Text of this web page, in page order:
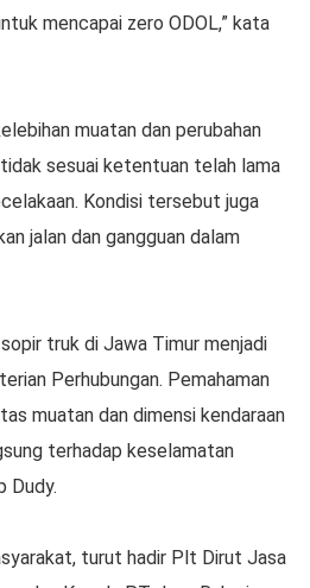
mencapai zero ODOL,” kata
muatan dan perubahan
sesuai ketentuan telah lama
Kondisi tersebut juga
jalan dan gangguan dalam
truk di Jawa Timur menjadi
Perhubungan. Pemahaman
muatan dan dimensi kendaraan
terhadap keselamatan
Dudy.
turut hadir Plt Dirut Jasa